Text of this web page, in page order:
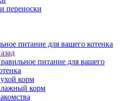
переноски
питание для вашего котенка
питание для вашего
корм
корм